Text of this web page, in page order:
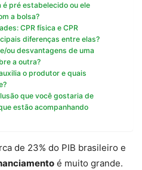
é pré estabelecido ou ele
a bolsa?
CPR física e CPR
diferenças entre elas?
ou desvantagens de uma
a outra?
o produtor e quais
que você gostaria de
estão acompanhando
de 23% do PIB brasileiro e
é muito grande.